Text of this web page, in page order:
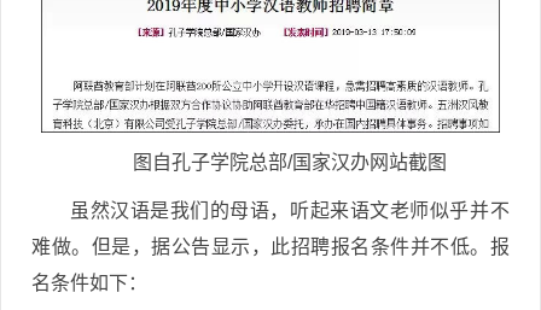
图自孔子学院总部/国家汉办网站截图
虽然汉语是我们的母语，听起来语文老师似乎并不
难做。但是，据公告显示，此招聘报名条件并不低。报
名条件如下：